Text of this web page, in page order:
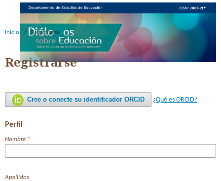
Inicio / Registrarse
Registrarse
Cree o conecte su identificador ORCID ¿Qué es ORCID?
Perfil
Nombre *
Apellidos